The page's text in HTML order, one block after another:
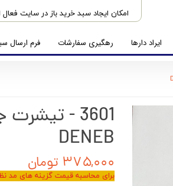
امکان ایجاد سبد خرید باز در سایت
ایراد دارها رهگیری سفارشات فرم ارسال
3601 -
DENEB
۳۷۵,۰۰۰ تومان
برای محاسبه قیمت گزینه های مد